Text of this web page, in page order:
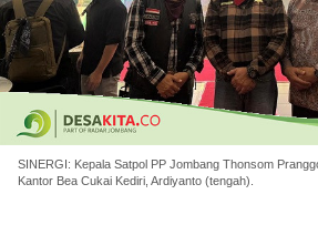
SINERGI: Kepala Satpol PP Jombang Thonsom
Kantor Bea Cukai Kediri, Ardiyanto (tengah).